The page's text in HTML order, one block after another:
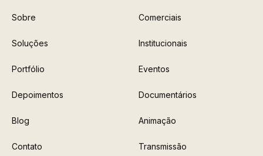
Sobre
Soluções
Portfólio
Depoimentos
Blog
Contato
Comerciais
Institucionais
Eventos
Documentários
Animação
Transmissão